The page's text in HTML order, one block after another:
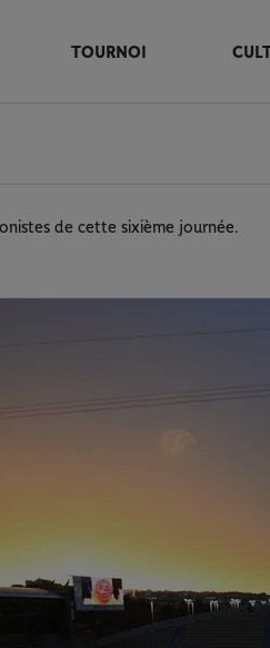
TOURNOI
de cette sixième journée.